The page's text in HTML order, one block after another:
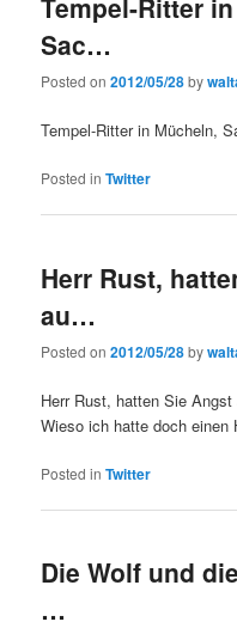
Sac…
Posted on2012/05/28by
Tempel-Ritter in Mücheln,
Posted in Twitter
Herr Rust,
au…
Posted on2012/05/28by
Herr Rust, hatten Sie
Wieso ich hatte doch einen
Posted in Twitter
Die Wolf und
…